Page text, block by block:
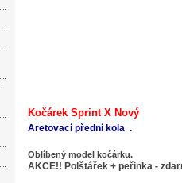
Kočárek Sprint X Nový
Aretovací přední kola .
Oblíbený model kočárku.
AKCE!! Polštářek + peřinka -